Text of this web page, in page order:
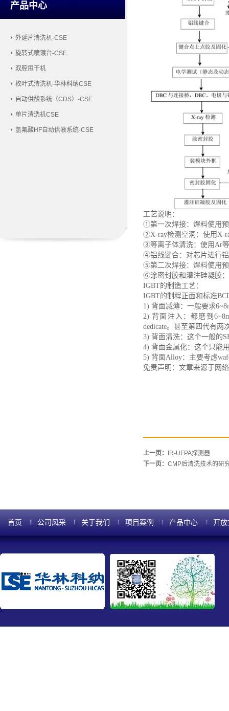
产品中心
外延片清洗机-CSE
旋转式喷镀台-CSE
双腔甩干机
枚叶式清洗机-华林科纳CSE
自动供酸系统（CDS）-CSE
单片清洗机CSE
氢氟酸HF自动供液系统-CSE
工艺说明：
①第一次焊接：焊料使用
②X-ray检测空洞：使用X-
③等离子体清洗：使用Ar
④铝线键合：对芯片进行
⑤第二次焊接：焊料使用
⑥涂密封胶和灌注硅凝胶
IGBT的制造工艺：
IGBT的制程正面和标准
1) 背面减薄：一般要求
2) 背面注入：都磨到
dedicate。甚至第四代有两
3) 背面清洗：这个一般的
4) 背面金属化：这个只能
5) 背面Alloy：主要考虑
免责声明：文章来源于网
上一页：
IR-UFPA探测器
下一页： CMP后清洗技术的研
首页 公司风采 关于我们 项目案例 产品中心 开放